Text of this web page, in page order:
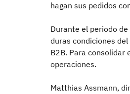
hagan sus pedidos
Durante el periodo
duras condiciones
B2B. Para consolidar
operaciones.
Matthias Assmann,